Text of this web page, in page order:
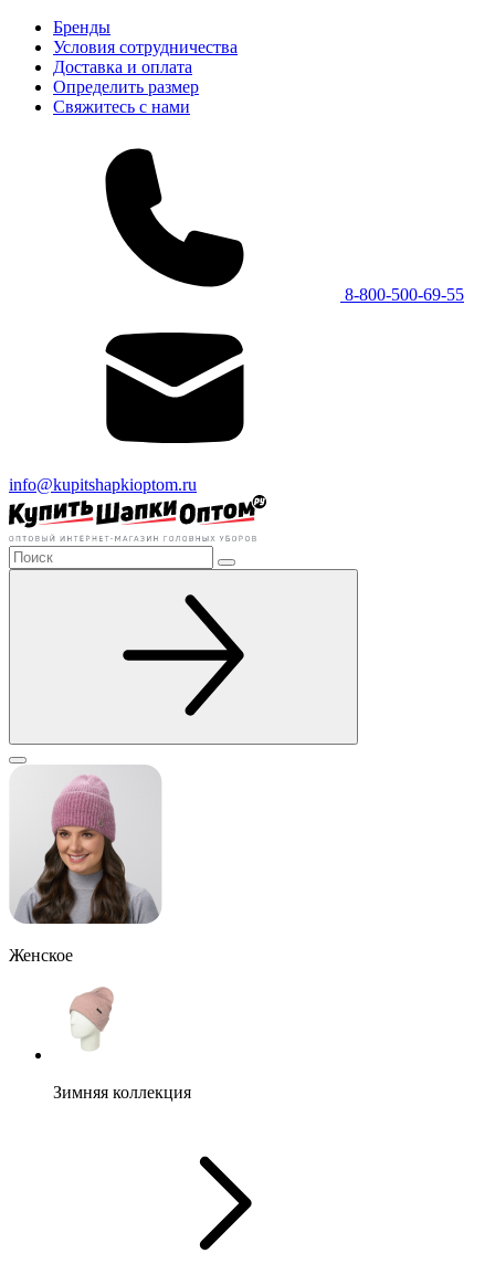
Бренды
Условия сотрудничества
Доставка и оплата
Определить размер
Свяжитесь с нами
8-800-500-69-55
info@kupitshapkioptom.ru
Женское
Зимняя коллекция